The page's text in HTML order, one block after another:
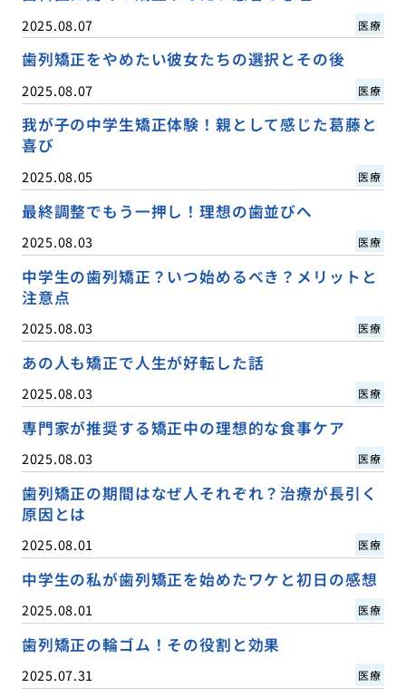
2025.08.07 医療
歯列矯正をやめたい彼女たちの選択とその後
2025.08.07 医療
我が子の中学生矯正体験！親として感じた葛藤と
喜び
2025.08.05 医療
最終調整でもう一押し！理想の歯並びへ
2025.08.03 医療
中学生の歯列矯正？いつ始めるべき？メリットと
注意点
2025.08.03 医療
あの人も矯正で人生が好転した話
2025.08.03 医療
専門家が推奨する矯正中の理想的な食事ケア
2025.08.03 医療
歯列矯正の期間はなぜ人それぞれ？治療が長引く
原因とは
2025.08.01 医療
中学生の私が歯列矯正を始めたワケと初日の感想
2025.08.01 医療
歯列矯正の輪ゴム！その役割と効果
2025.07.31 医療